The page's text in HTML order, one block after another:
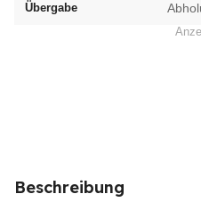
Übergabe
Beschreibung